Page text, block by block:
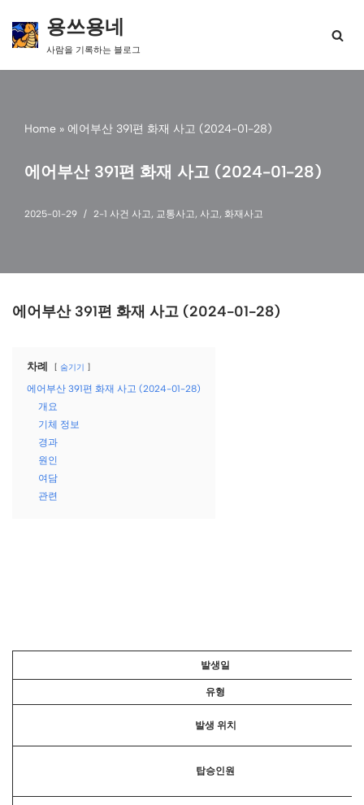
콘
용쓰용네
사람을 기록하는 블로그
Home » 에어부산 391편 화재 사고 (2024-01-28)
에어부산 391편 화재 사고 (2024-01-28)
2025-01-29 2-1 사건 사고, 교통사고, 사고, 화재사고
에어부산 391편 화재 사고 (2024-01-28)
차례 숨기기
에어부산 391편 화재 사고 (2024-01-28)
개요
기체 정보
경과
원인
여담
관련
발생일
유형
발생 위치
탑승인원